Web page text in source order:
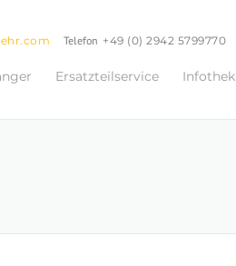
Telefon +49 (0) 2942 5799770
Ersatzteilservice Infothek